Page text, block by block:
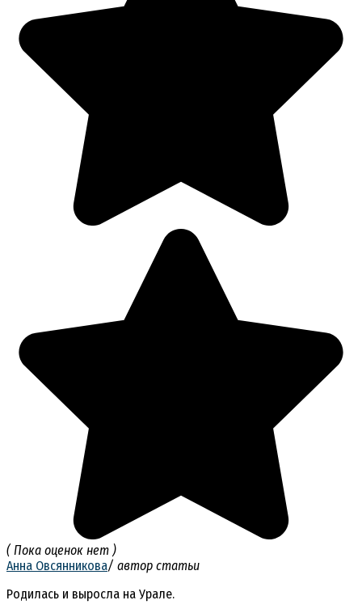
( Пока оценок нет )
Анна Овсянникова/ автор статьи
Родилась и выросла на Урале.